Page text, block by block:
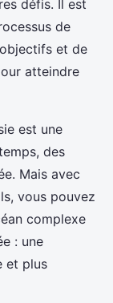
défis. Il est
de
et de
atteindre
est une
des
Mais avec
vous pouvez
complexe
: une
et plus